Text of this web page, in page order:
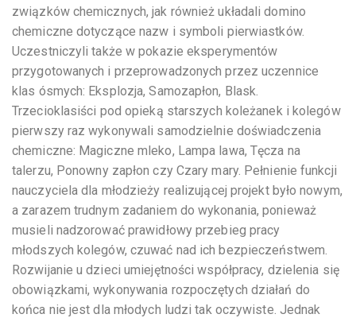
związków chemicznych, jak również układali domino
chemiczne dotyczące nazw i symboli pierwiastków.
Uczestniczyli także w pokazie eksperymentów
przygotowanych i przeprowadzonych przez uczennice
klas ósmych: Eksplozja, Samozapłon, Blask.
Trzecioklasiści pod opieką starszych koleżanek i kolegów
pierwszy raz wykonywali samodzielnie doświadczenia
chemiczne: Magiczne mleko, Lampa lawa, Tęcza na
talerzu, Ponowny zapłon czy Czary mary. Pełnienie funkcji
nauczyciela dla młodzieży realizującej projekt było nowym,
a zarazem trudnym zadaniem do wykonania, ponieważ
musieli nadzorować prawidłowy przebieg pracy
młodszych kolegów, czuwać nad ich bezpieczeństwem.
Rozwijanie u dzieci umiejętności współpracy, dzielenia się
obowiązkami, wykonywania rozpoczętych działań do
końca nie jest dla młodych ludzi tak oczywiste. Jednak